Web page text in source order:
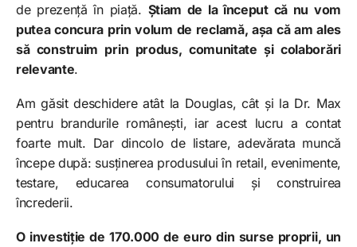
de prezență în piață. Știam de la început că nu vom
putea concura prin volum de reclamă, așa că am ales
să construim prin produs, comunitate și colaborări
relevante.
Am găsit deschidere atât la Douglas, cât și la Dr. Max
pentru brandurile românești, iar acest lucru a contat
foarte mult. Dar dincolo de listare, adevărata muncă
începe după: susținerea produsului în retail, evenimente,
testare, educarea consumatorului și construirea
încrederii.
O investiție de 170.000 de euro din surse proprii, un